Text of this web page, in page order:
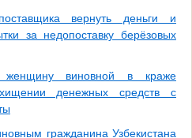
вернуть деньги и
за недопоставку берёзовых
виновной в краже
денежных средств с
гражданина Узбекистана